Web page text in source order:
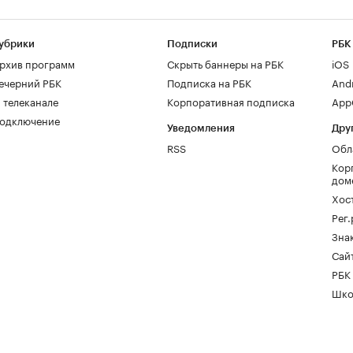
программ
РБК
Подписки
Скрыть баннеры на РБК
Подписка на РБК
Корпоративная подписка
Уведомления
RSS
РБК
iOS